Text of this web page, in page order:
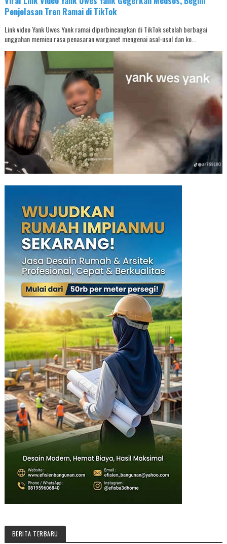
Penjelasan Tren Ramai di TikTok
Link video Yank Uwes Yank ramai diperbincangkan di TikTok setelah berbagai
unggahan memicu rasa penasaran warganet mengenai asal-usul dan ko...
BERITA TERBARU